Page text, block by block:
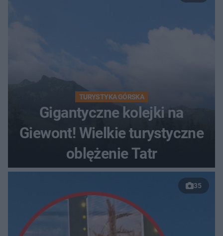
TURYSTYKA GÓRSKA
Gigantyczne kolejki na
Giewont! Wielkie turystyczne
oblężenie Tatr
35